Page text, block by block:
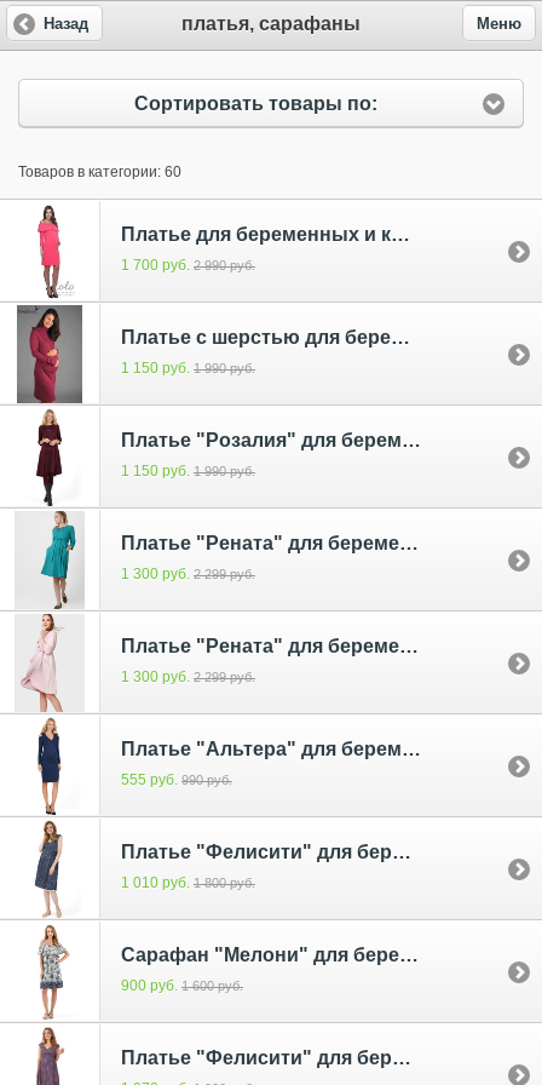
платья, сарафаны
Назад Меню
Сортировать товары по:
Товаров в категории: 60
Платье для беременных и кормящих Lo-Lo коралл
1 700 руб. 2 990 руб.
Платье с шерстью для беременных и кормящих Малина
1 150 руб. 1 990 руб.
Платье "Розалия" для беременных и кормящих; цвет: марсала
1 150 руб. 1 990 руб.
Платье "Рената" для беременных и кормящих зеленый
1 300 руб. 2 299 руб.
Платье "Рената" для беременных и кормящих розовый
1 300 руб. 2 299 руб.
Платье "Альтера" для беременных и кормящих т.синий
555 руб. 990 руб.
Платье "Фелисити" для беременных и кормящих синий цветы
1 010 руб. 1 800 руб.
Сарафан "Мелони" для беременных и кормящих; цвет: белый/синий (ss17)
900 руб. 1 600 руб.
Платье "Фелисити" для беременных и кормящих; цвет: синий/лососевый (ss17)